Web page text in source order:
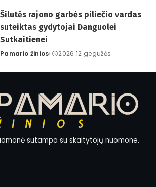
Šilutės rajono garbės piliečio vardas
suteiktas gydytojai Danguolei
Sutkaitienei
Posted
Pamario žinios 2026 12 gegužės
sutampa su skaitytojų nuomone.